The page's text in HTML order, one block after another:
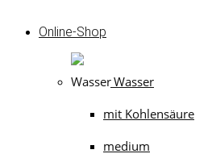
Online-Shop
Wasser
mit Kohlensäure
medium